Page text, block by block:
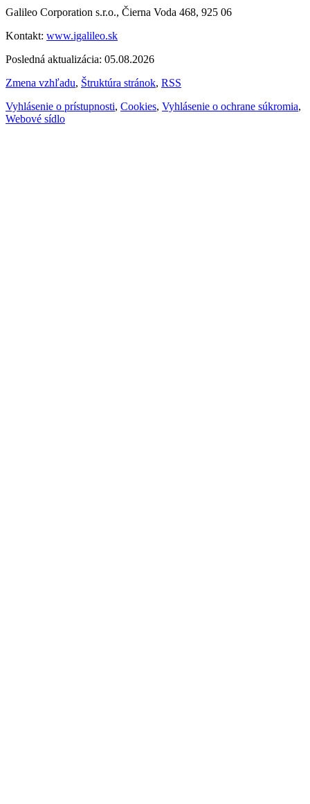
Galileo Corporation s.r.o., Čierna Voda 468, 925 06
Kontakt: www.igalileo.sk
Posledná aktualizácia: 05.08.2026
Zmena vzhľadu, Štruktúra stránok, RSS
Vyhlásenie o prístupnosti, Cookies, Vyhlásenie o ochrane súkromia,
Webové sídlo